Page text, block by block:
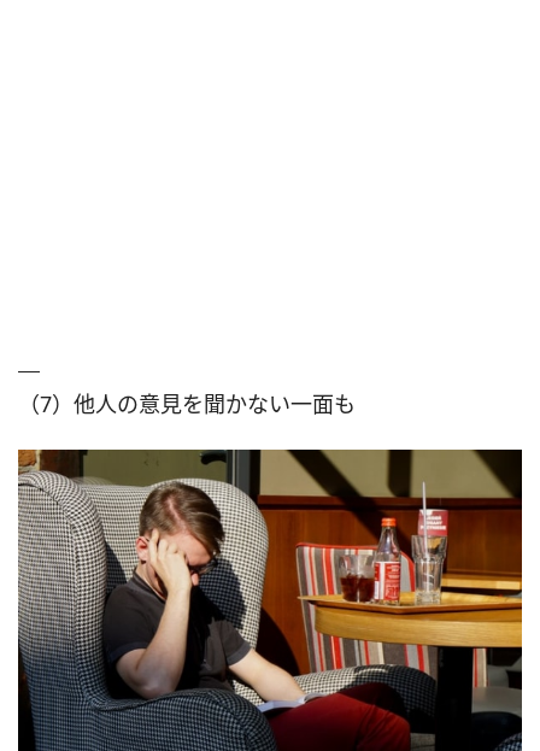
（7）他人の意見を聞かない一面も